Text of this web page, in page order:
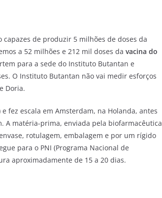
de produzir 5 milhões de doses da
a 52 milhões e 212 mil doses da vacina do
para a sede do Instituto Butantan e
O Instituto Butantan não vai medir esforços
Doria.
fez escala em Amsterdam, na Holanda, antes
A matéria-prima, enviada pela biofarmacêutica
rotulagem, embalagem e por um rígido
para o PNI (Programa Nacional de
aproximadamente de 15 a 20 dias.